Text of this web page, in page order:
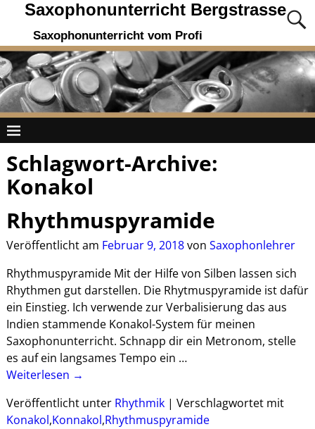
Saxophonunterricht Bergstrasse
Saxophonunterricht vom Profi
Schlagwort-Archive:
Konakol
Rhythmuspyramide
Veröffentlicht am Februar 9, 2018von Saxophonlehrer
Rhythmuspyramide Mit der Hilfe von Silben lassen sich
Rhythmen gut darstellen. Die Rhytmuspyramide ist dafür
ein Einstieg. Ich verwende zur Verbalisierung das aus
Indien stammende Konakol-System für meinen
Saxophonunterricht. Schnapp dir ein Metronom, stelle
es auf ein langsames Tempo ein …
Weiterlesen →
Veröffentlicht unter Rhythmik| Verschlagwortet mit
Konakol,Konnakol,Rhythmuspyramide